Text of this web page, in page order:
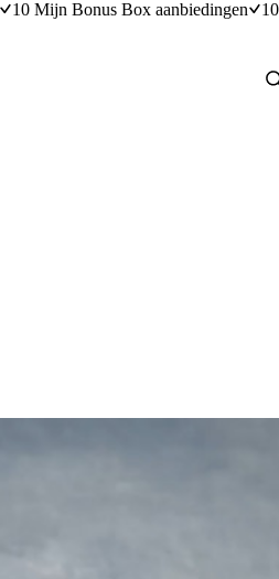
10 Mijn Bonus Box aanbiedingen